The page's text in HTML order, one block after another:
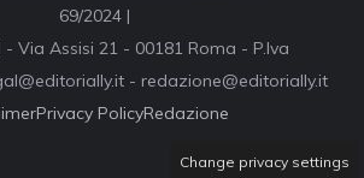
69/2024 |
- Via Assisi 21 - 00181 Roma - P.Iva
- redazione@editorially.it
Privacy PolicyRedazione
Change privacy settings